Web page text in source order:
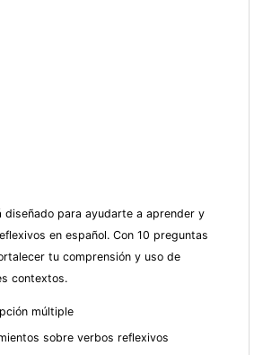
diseñado para ayudarte a aprender y
en español. Con 10 preguntas
tu comprensión y uso de
contextos.
múltiple
sobre verbos reflexivos